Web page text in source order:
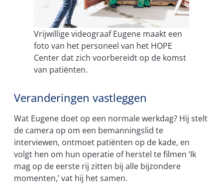
Vrijwillige videograaf Eugene maakt een
foto van het personeel van het HOPE
Center dat zich voorbereidt op de komst
van patiënten.
Veranderingen vastleggen
Wat Eugene doet op een normale werkdag? Hij stelt
de camera op om een bemanningslid te
interviewen, ontmoet patiënten op de kade, en
volgt hen om hun operatie of herstel te filmen ‘Ik
mag op de eerste rij zitten bij alle bijzondere
momenten,’ vat hij het samen.